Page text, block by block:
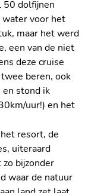
50 dolfijnen
voor het
maar het werd
een van de niet
deze cruise
beren, ook
en stond ik
uur!) en het
resort, de
uiteraard
bijzonder
waar de natuur